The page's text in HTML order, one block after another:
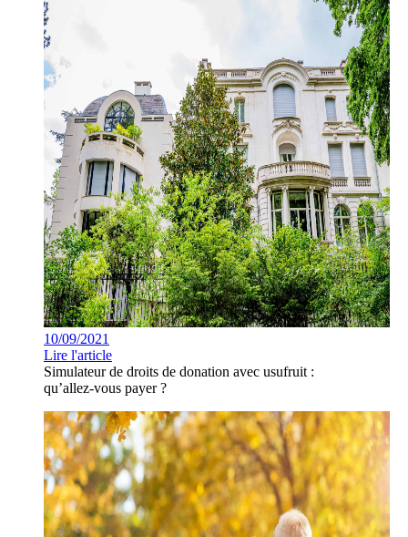
10/09/2021
Lire l'article
Simulateur de droits de donation avec usufruit :
qu’allez-vous payer ?